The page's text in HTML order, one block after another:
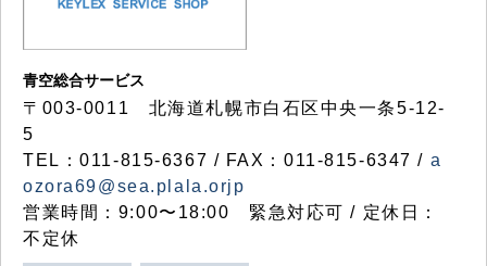
青空総合サービス
〒003-0011 北海道札幌市白石区中央一条5-12-
5
TEL：011-815-6367 / FAX：011-815-6347 / a
ozora69@sea.plala.orjp
営業時間：9:00〜18:00 緊急対応可 / 定休日：
不定休